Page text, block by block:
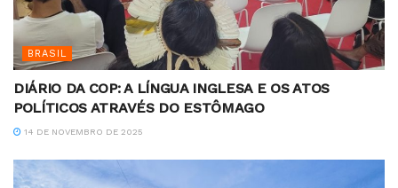
BRASIL
DIÁRIO DA COP: A LÍNGUA INGLESA E OS ATOS
POLÍTICOS ATRAVÉS DO ESTÔMAGO
14 DE NOVEMBRO DE 2025